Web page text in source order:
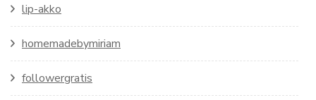
lip-akko
homemadebymiriam
followergratis